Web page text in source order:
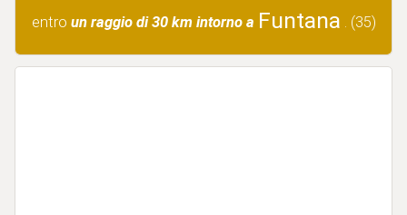
entro un raggio di 30 km intorno a Funtana . (35)